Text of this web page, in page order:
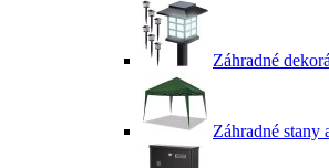
Záhradné
Záhradné stany